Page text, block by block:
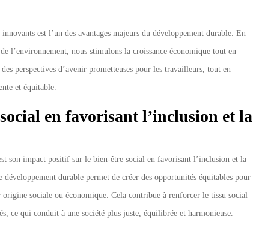
est l’un des avantages majeurs du développement durable. En
l’environnement, nous stimulons la croissance économique tout en
perspectives d’avenir prometteuses pour les travailleurs, tout en
et équitable.
en favorisant l’inclusion et la
son impact positif sur le bien-être social en favorisant l’inclusion et la
durable permet de créer des opportunités équitables pour
sociale ou économique. Cela contribue à renforcer le tissu social
ce qui conduit à une société plus juste, équilibrée et harmonieuse.